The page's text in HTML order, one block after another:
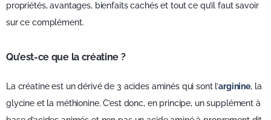
propriétés, avantages, bienfaits cachés et tout ce qu’il faut savoir
sur ce complément.
Qu’est-ce que la créatine ?
La créatine est un dérivé de 3 acides aminés qui sont l’arginine, la
glycine et la méthionine. C’est donc, en principe, un supplément à